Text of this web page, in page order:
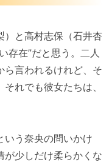
）と高村志保（石井杏
存在”だと思う。二人
ら言われるけれど、そ
れでも彼女たちは、
いう奈央の問いかけ
が少しだけ柔らかくな